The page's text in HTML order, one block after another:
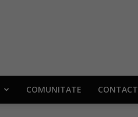
COMUNITATE CONTACT